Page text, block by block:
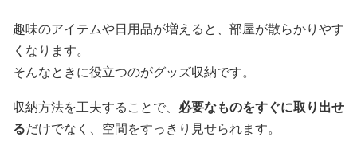
趣味のアイテムや日用品が増えると、部屋が散らかりやす
くなります。
そんなときに役立つのがグッズ収納です。
収納方法を工夫することで、 必要なものをすぐに取り出せ
るだけでなく、空間をすっきり見せられます。